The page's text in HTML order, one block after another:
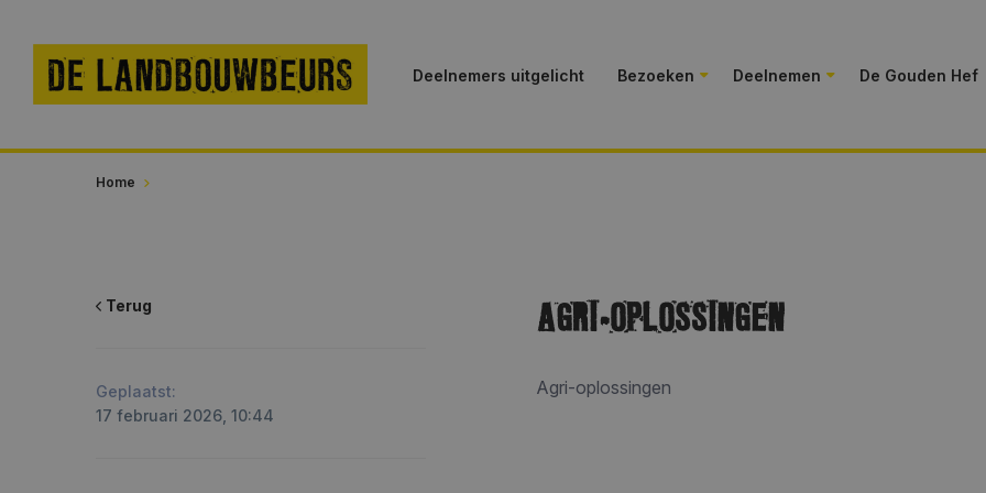
Deelnemers uitgelicht Bezoeken Deelnemen De Gouden Hef
Home
Terug
Geplaatst:
17 februari 2026, 10:44
AGRI-OPLOSSINGEN
Agri-oplossingen